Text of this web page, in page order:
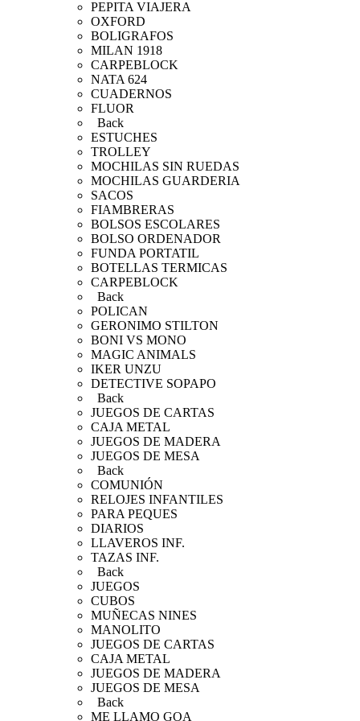
PEPITA VIAJERA
OXFORD
BOLIGRAFOS
MILAN 1918
CARPEBLOCK
NATA 624
CUADERNOS
FLUOR
Back
ESTUCHES
TROLLEY
MOCHILAS SIN RUEDAS
MOCHILAS GUARDERIA
SACOS
FIAMBRERAS
BOLSOS ESCOLARES
BOLSO ORDENADOR
FUNDA PORTATIL
BOTELLAS TERMICAS
CARPEBLOCK
Back
POLICAN
GERONIMO STILTON
BONI VS MONO
MAGIC ANIMALS
IKER UNZU
DETECTIVE SOPAPO
Back
JUEGOS DE CARTAS
CAJA METAL
JUEGOS DE MADERA
JUEGOS DE MESA
Back
COMUNIÓN
RELOJES INFANTILES
PARA PEQUES
DIARIOS
LLAVEROS INF.
TAZAS INF.
Back
JUEGOS
CUBOS
MUÑECAS NINES
MANOLITO
JUEGOS DE CARTAS
CAJA METAL
JUEGOS DE MADERA
JUEGOS DE MESA
Back
ME LLAMO GOA